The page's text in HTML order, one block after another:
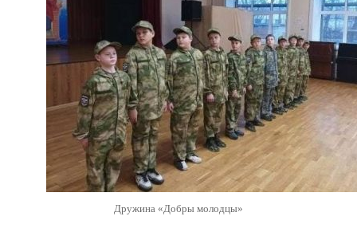
Дружина «Добры молодцы»